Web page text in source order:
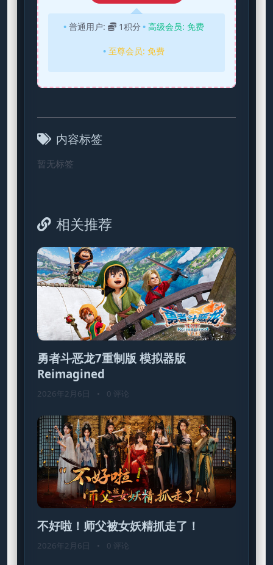
普通用户: 1积分 高级会员: 免费
至尊会员: 免费
内容标签
暂无标签
相关推荐
勇者斗恶龙7重制版 模拟器版
Reimagined
2026年2月6日 • 0 评论
不好啦！师父被女妖精抓走了！
2026年2月6日 • 0 评论